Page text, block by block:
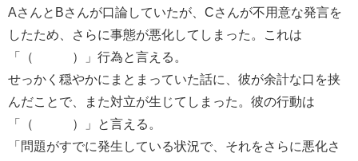
AさんとBさんが口論していたが、Cさんが不用意な発言を
したため、さらに事態が悪化してしまった。これは
「（ ）」行為と言える。
せっかく穏やかにまとまっていた話に、彼が余計な口を挟
んだことで、また対立が生じてしまった。彼の行動は
「（ ）」と言える。
「問題がすでに発生している状況で、それをさらに悪化さ